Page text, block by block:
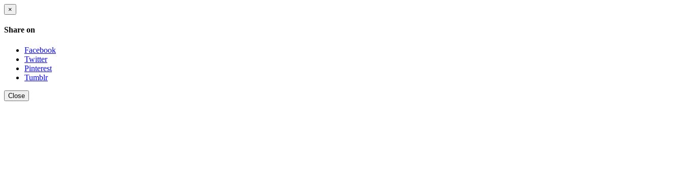
×
Share on
Facebook
Twitter
Pinterest
Tumblr
Close